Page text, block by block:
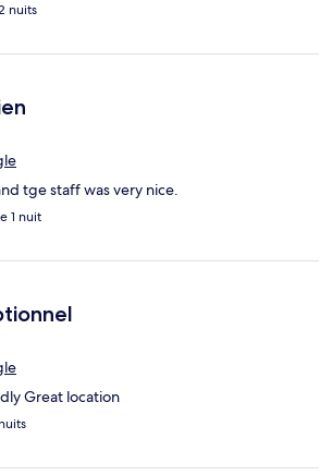
nuits
tge staff was very nice.
1 nuit
Great location